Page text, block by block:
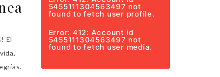
El
5455111304563497 not
found to fetch user profile.
Error: 412: Account id
5455111304563497 not
found to fetch user media.